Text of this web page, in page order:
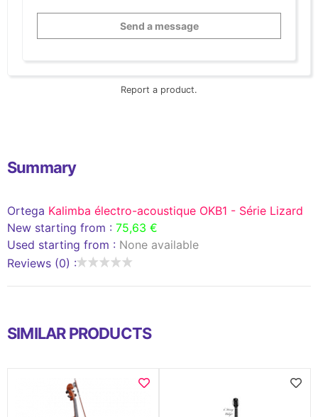
Send a message
Report a product.
Summary
Ortega Kalimba électro-acoustique OKB1 - Série Lizard
New starting from : 75,63 €
Used starting from : None available
Reviews (0) :
SIMILAR PRODUCTS